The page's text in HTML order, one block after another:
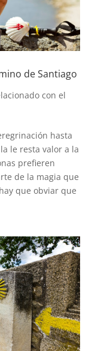
de Santiago
con el
hasta
le resta valor a la
prefieren
de la magia que
que obviar que